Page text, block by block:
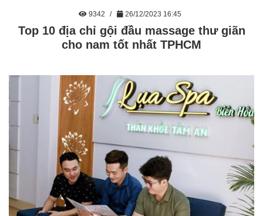
9342 26/12/2023 16:45
Top 10 địa chỉ gội đầu massage thư giãn
cho nam tốt nhất TPHCM